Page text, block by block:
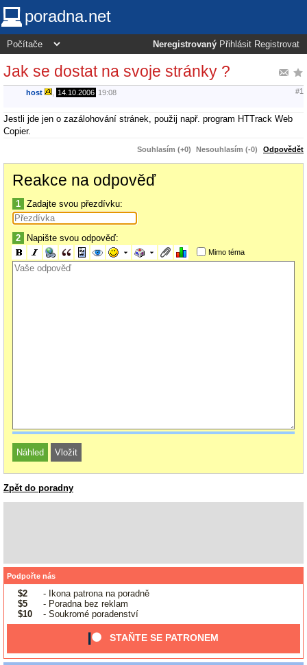
poradna.net
Neregistrovaný Přihlásit Registrovat
Jak se dostat na svoje stránky ?
host 14.10.2006 19:08 #1
Jestli jde jen o zazálohování stránek, použij např. program HTTrack Web
Copier.
Souhlasím (+0) Nesouhlasím (-0) Odpovědět
Reakce na odpověď
1 Zadajte svou přezdívku:
2 Napište svou odpověď:
Mimo téma
Zpět do poradny
Podpořte nás
$2
- Ikona patrona na poradně
$5
- Poradna bez reklam
$10
- Soukromé poradenství
STAŇTE SE PATRONEM